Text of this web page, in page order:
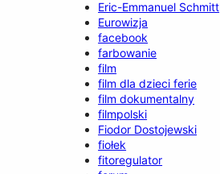
Eric-Emmanuel Schmitt
Eurowizja
facebook
farbowanie
film
film dla dzieci ferie
film dokumentalny
filmpolski
Fiodor Dostojewski
fiołek
fitoregulator